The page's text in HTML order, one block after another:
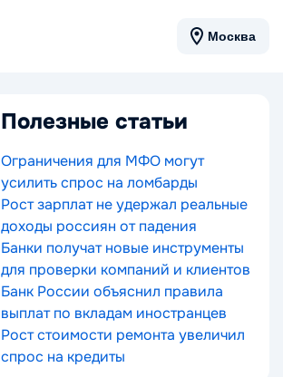
Москва
Полезные статьи
Ограничения для МФО могут
усилить спрос на ломбарды
Рост зарплат не удержал реальные
доходы россиян от падения
Банки получат новые инструменты
для проверки компаний и клиентов
Банк России объяснил правила
выплат по вкладам иностранцев
Рост стоимости ремонта увеличил
спрос на кредиты